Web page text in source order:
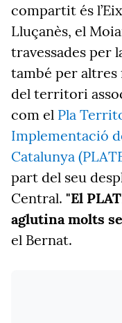
compartit és
Lluçanès, el
travessades per
també per
del territori
com el Pla
Implementació
Catalunya
part del seu
Central. "El
aglutina molts
el Bernat.